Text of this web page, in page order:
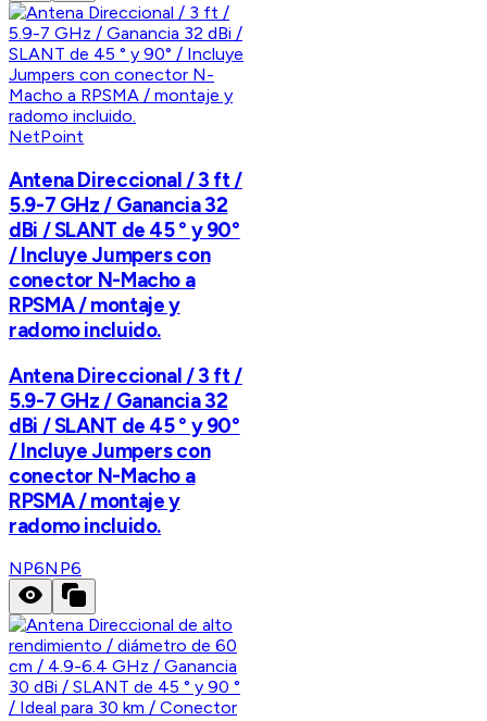
NetPoint
Antena Direccional / 3 ft /
5.9-7 GHz / Ganancia 32
dBi / SLANT de 45 ° y 90°
/ Incluye Jumpers con
conector N-Macho a
RPSMA / montaje y
radomo incluido.
Antena Direccional / 3 ft /
5.9-7 GHz / Ganancia 32
dBi / SLANT de 45 ° y 90°
/ Incluye Jumpers con
conector N-Macho a
RPSMA / montaje y
radomo incluido.
NP6NP6